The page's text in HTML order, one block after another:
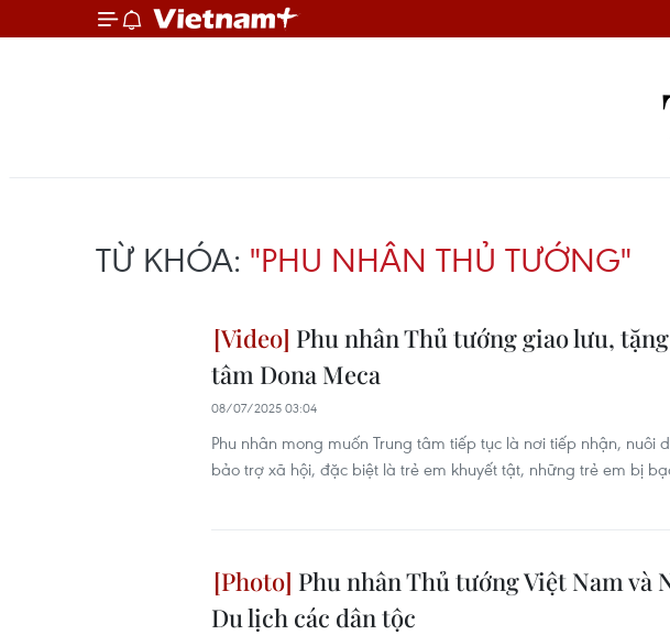
TỪ KHÓA: "PHU NHÂN THỦ TƯỚNG"
Phu nhân Thủ tướng giao lưu,
tâm Dona Meca
08/07/2025 03:04
Phu nhân mong muốn Trung tâm tiếp tục là nơi tiếp nhận,
bảo trợ xã hội, đặc biệt là trẻ em khuyết tật, những trẻ em bị
Phu nhân Thủ tướng Việt Nam và
Du lịch các dân tộc